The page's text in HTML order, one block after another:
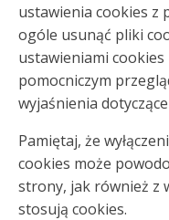
ustawienia cookies z
ogóle usunąć pliki
ustawieniami
pomocniczym
wyjaśnienia
Pamiętaj, że
cookies może
strony, jak również z
stosują cookies.